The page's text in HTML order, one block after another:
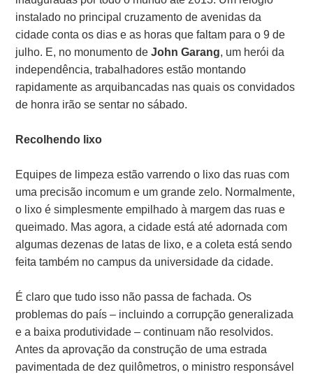
instalado no principal cruzamento de avenidas da
cidade conta os dias e as horas que faltam para o 9 de
julho. E, no monumento deJohn Garang, um herói da
independência, trabalhadores estão montando
rapidamente as arquibancadas nas quais os convidados
de honra irão se sentar no sábado.
Recolhendo lixo
Equipes de limpeza estão varrendo o lixo das ruas com
uma precisão incomum e um grande zelo. Normalmente,
o lixo é simplesmente empilhado à margem das ruas e
queimado. Mas agora, a cidade está até adornada com
algumas dezenas de latas de lixo, e a coleta está sendo
feita também no campus da universidade da cidade.
É claro que tudo isso não passa de fachada. Os
problemas do país – incluindo a corrupção generalizada
e a baixa produtividade – continuam não resolvidos.
Antes da aprovação da construção de uma estrada
pavimentada de dez quilômetros, o ministro responsável